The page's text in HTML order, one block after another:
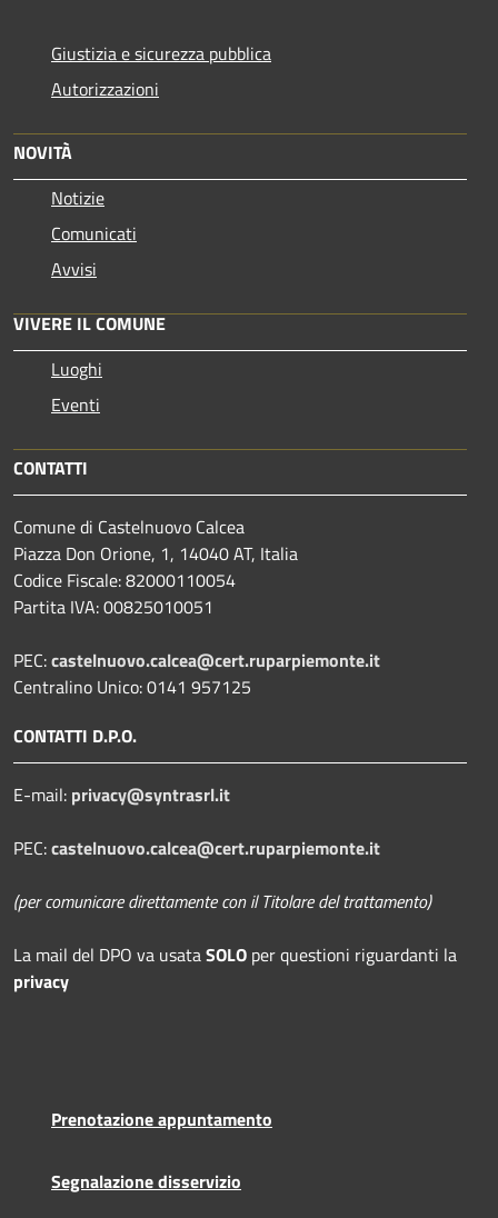
Giustizia e sicurezza pubblica
Autorizzazioni
NOVITÀ
Notizie
Comunicati
Avvisi
VIVERE IL COMUNE
Luoghi
Eventi
CONTATTI
Comune di Castelnuovo Calcea
Piazza Don Orione, 1, 14040 AT, Italia
Codice Fiscale: 82000110054
Partita IVA: 00825010051
PEC:castelnuovo.calcea@cert.ruparpiemonte.it
Centralino Unico: 0141 957125
CONTATTI D.P.O.
E-mail: privacy@syntrasrl.it
PEC:castelnuovo.calcea@cert.ruparpiemonte.it
(per comunicare direttamente con il Titolare del trattamento)
La mail del DPO va usataSOLO per questioni riguardanti la
privacy
Prenotazione appuntamento
Segnalazione disservizio